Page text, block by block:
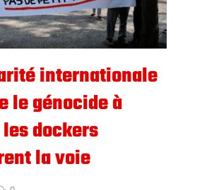
internationale
le génocide à
les dockers
la voie